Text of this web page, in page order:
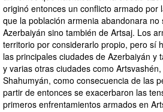
originó entonces un conflicto armado por
que la población armenia abandonara no
Azerbaiyán sino también de Artsaj. Los
territorio por considerarlo propio, pero sí
las principales ciudades de Azerbaiyán y
y varias otras ciudades como
Shahumyán, como consecuencia de las
partir de entonces se exacerbaron las
primeros enfrentamientos armados en